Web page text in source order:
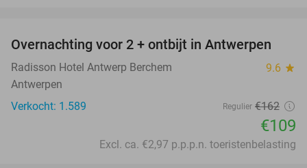
33%
Overnachting voor 2 + ontbijt in Antwerpen
Radisson Hotel Antwerp Berchem 9.6 star
Antwerpen
Verkocht: 1.589
Regulier €162
€109
Excl. ca. €2,97 p.p.p.n. toeristenbelasting